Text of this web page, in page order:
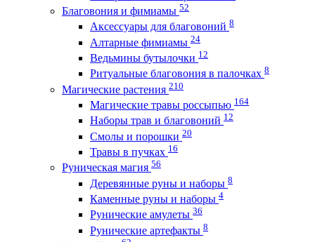
Благовония и фимиамы 52
Аксессуары для благовоний 8
Алтарные фимиамы 24
Ведьмины бутылочки 12
Ритуальные благовония в палочках 8
Магические растения 210
Магические травы россыпью 164
Наборы трав и благовоний 12
Смолы и порошки 20
Травы в пучках 16
Руническая магия 56
Деревянные руны и наборы 8
Каменные руны и наборы 4
Рунические амулеты 36
Рунические артефакты 8